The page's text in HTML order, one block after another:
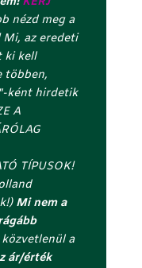
nézd meg a
az eredeti
ki kell
többen,
ként hirdetik
A
TÍPUSOK!
Mi nem a
a
ár/érték